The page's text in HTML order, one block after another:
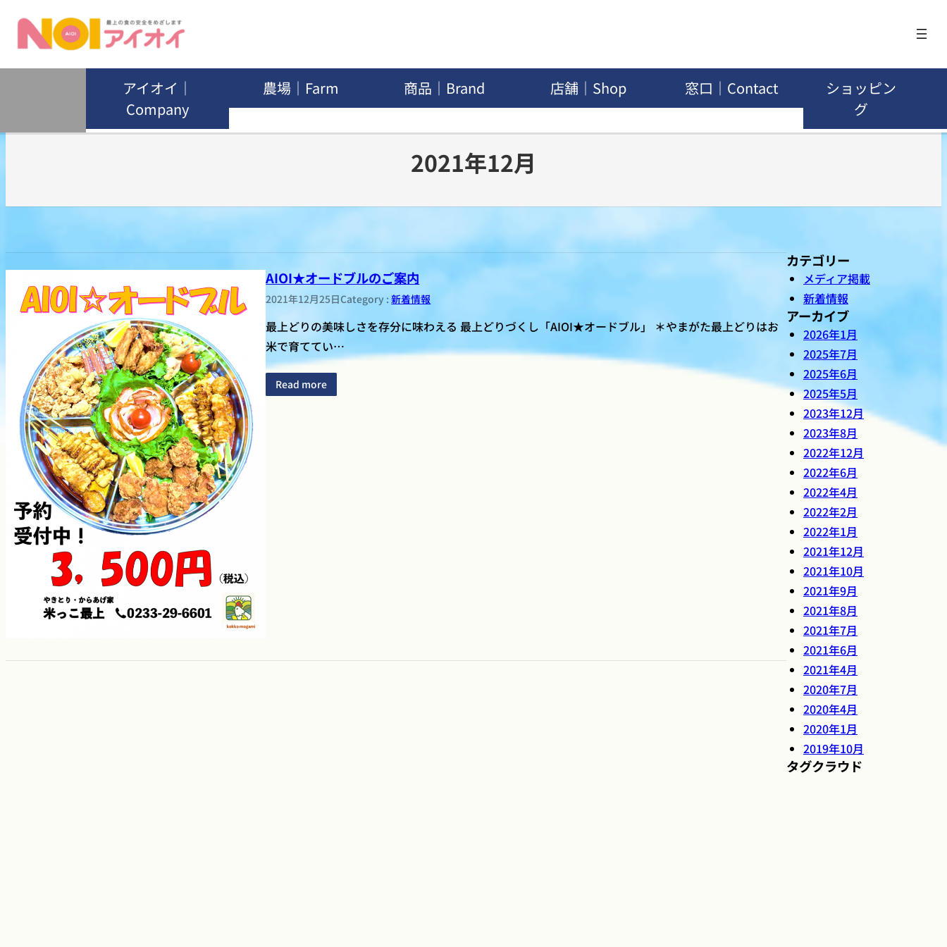
キ
アイオイ｜
Company
農場｜Farm 商品｜Brand 店舗｜Shop 窓口｜Contact
ショッピン
グ
2021年12月
AIOI★オードブルのご案内
2021年12月25日Category :新着情報
最上どりの美味しさを存分に味わえる 最上どりづくし「AIOI★オードブル」 ＊やまがた最上どりはお
米で育ててい…
Read more
カテゴリー
メディア掲載
新着情報
アーカイブ
2026年1月
2025年7月
2025年6月
2025年5月
2023年12月
2023年8月
2022年12月
2022年6月
2022年4月
2022年2月
2022年1月
2021年12月
2021年10月
2021年9月
2021年8月
2021年7月
2021年6月
2021年4月
2020年7月
2020年4月
2020年1月
2019年10月
タグクラウド